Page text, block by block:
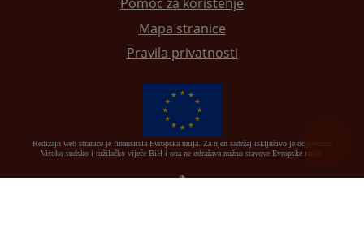
Mapa stranice
Pravila privatnosti
Redizajn web stranice je finansirala Evropska unija. Za njen sadržaj isključivo je odgovorno
Visoko sudsko i tužilačko vijeće BiH i ona ne odražava nužno stavove Evropske unije.